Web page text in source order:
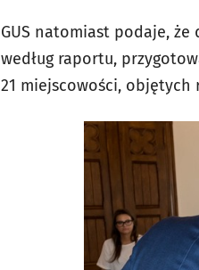
GUS natomiast podaje,
według raportu,
21 miejscowości,